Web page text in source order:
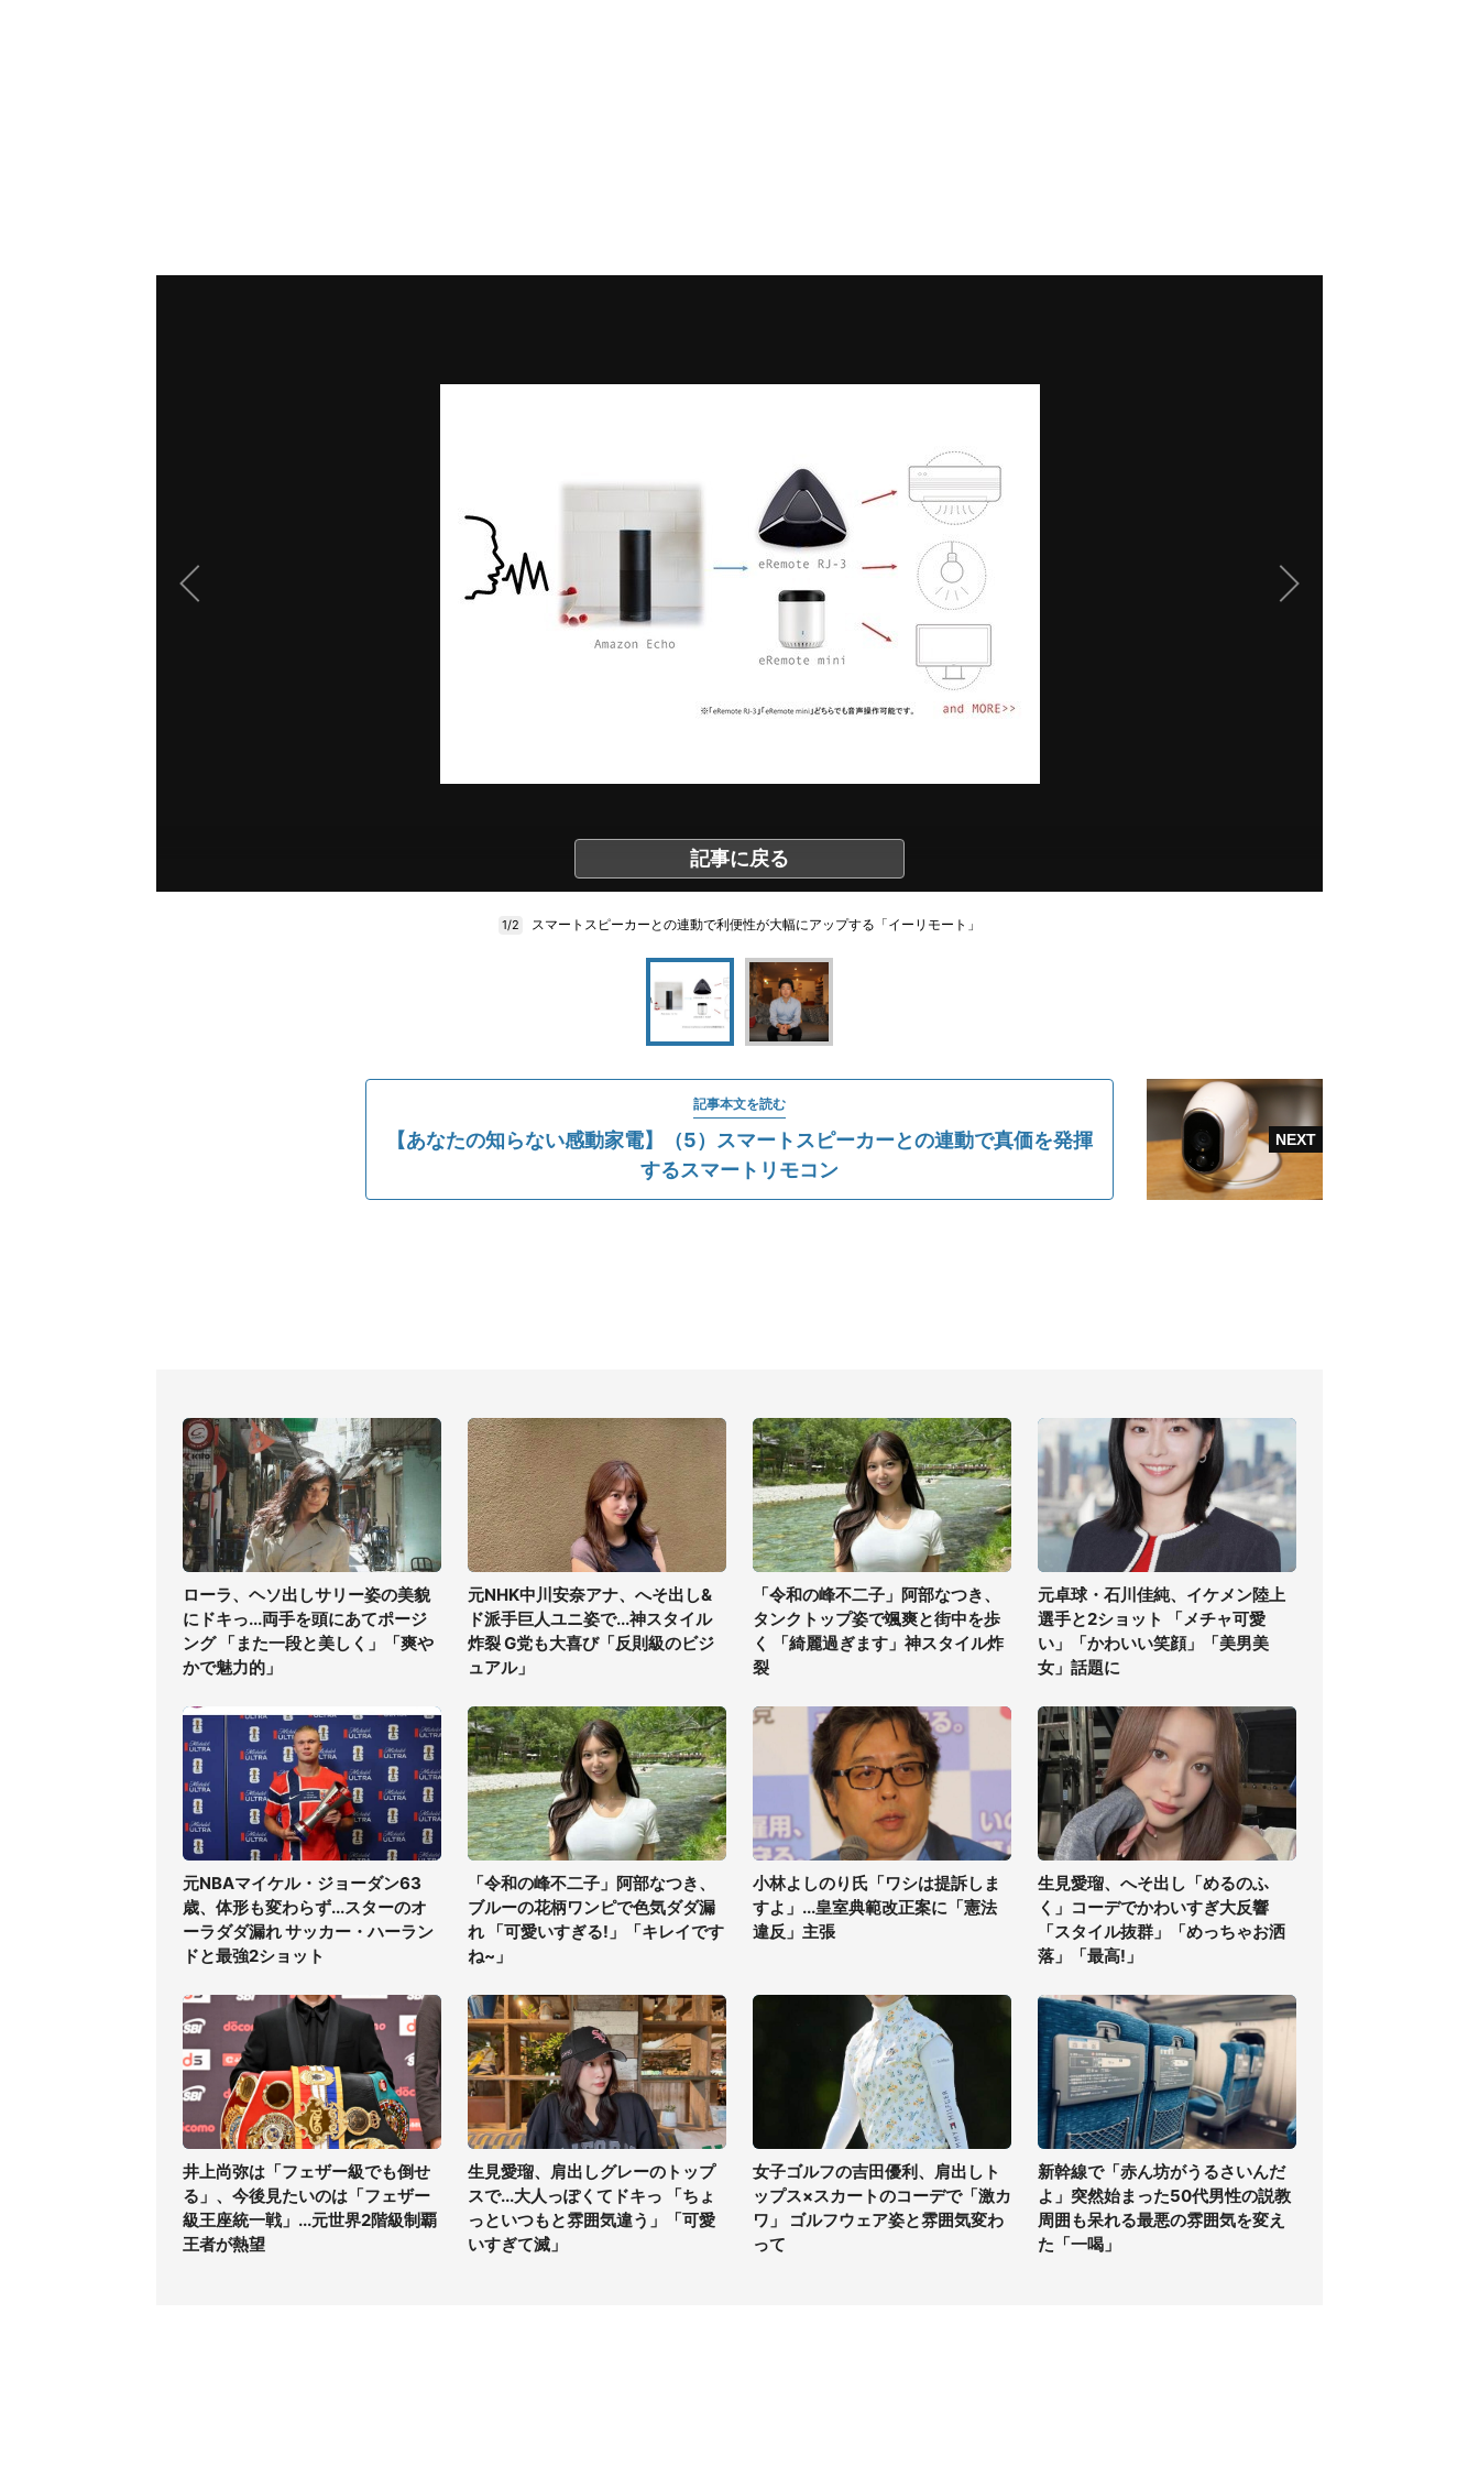
記事に戻る
1/2 スマートスピーカーとの連動で利便性が大幅にアップする「イーリモート」
記事本文を読む
【あなたの知らない感動家電】（5）スマートスピーカーとの連動で真価を発揮
するスマートリモコン
ローラ、ヘソ出しサリー姿の美貌
にドキっ...両手を頭にあてポージ
ング 「また一段と美しく」「爽や
かで魅力的」
元NHK中川安奈アナ、へそ出し&
ド派手巨人ユニ姿で...神スタイル
炸裂 G党も大喜び「反則級のビジ
ュアル」
「令和の峰不二子」阿部なつき、
タンクトップ姿で颯爽と街中を歩
く 「綺麗過ぎます」神スタイル炸
裂
元卓球・石川佳純、イケメン陸上
選手と2ショット 「メチャ可愛
い」「かわいい笑顔」「美男美
女」話題に
元NBAマイケル・ジョーダン63
歳、体形も変わらず...スターのオ
ーラダダ漏れ サッカー・ハーラン
ドと最強2ショット
「令和の峰不二子」阿部なつき、
ブルーの花柄ワンピで色気ダダ漏
れ 「可愛いすぎる!」「キレイです
ね~」
小林よしのり氏「ワシは提訴しま
すよ」...皇室典範改正案に「憲法
違反」主張
生見愛瑠、へそ出し「めるのふ
く」コーデでかわいすぎ大反響
「スタイル抜群」「めっちゃお洒
落」「最高!」
井上尚弥は「フェザー級でも倒せ
る」、今後見たいのは「フェザー
級王座統一戦」...元世界2階級制覇
王者が熱望
生見愛瑠、肩出しグレーのトップ
スで...大人っぽくてドキっ 「ちょ
っといつもと雰囲気違う」「可愛
いすぎて滅」
女子ゴルフの吉田優利、肩出しト
ップス×スカートのコーデで「激カ
ワ」 ゴルフウェア姿と雰囲気変わ
って
新幹線で「赤ん坊がうるさいんだ
よ」突然始まった50代男性の説教
周囲も呆れる最悪の雰囲気を変え
た「一喝」